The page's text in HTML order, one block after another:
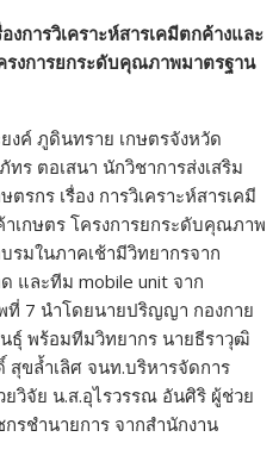
งการวิเคราะห์สารเคมีตกค้างและ
งการยกระดับคุณภาพมาตรฐาน
งค์ ภูดินทราย เกษตรจังหวัด
ร ตอเสนา นักวิชาการส่งเสริม
รกร เรื่อง การวิเคราะห์สารเคมี
เกษตร โครงการยกระดับคุณภาพ
รมในภาคเช้ามีวิทยากรจาก
ด และทีมmobile unit จาก
ที่ 7นำโดยนายปริญญา กองกาย
ธุ์ พร้อมทีมวิทยากร นายธีราวุฒิ
ขล้ำเลิศ จนท.บริหารจัดการ
วิจัย น.ส.อุไรวรรณ อันศิริ ผู้ช่วย
รชำนายการ จากสำนักงาน